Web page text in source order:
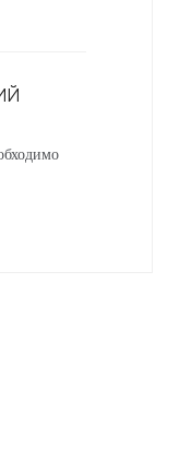
Вас окружает. Своей